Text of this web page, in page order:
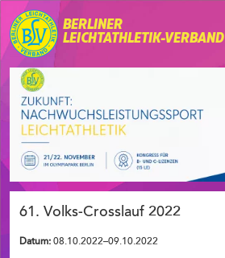
BERLINER
LEICHTATHLETIK-VERBAND
61. Volks-Crosslauf 2022
Datum: 08.10.2022–09.10.2022